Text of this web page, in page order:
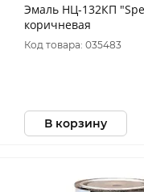
Эмаль НЦ-132КП
коричневая
Код товара: 035483
В корзину